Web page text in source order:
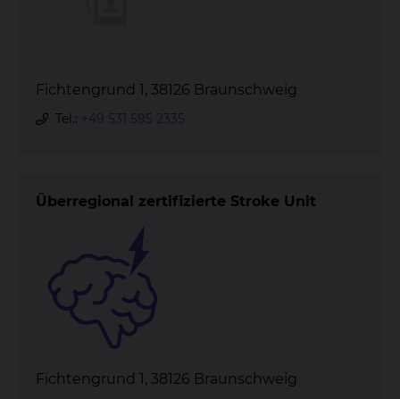
Fichtengrund 1, 38126 Braunschweig
Tel.: +49 531 595 2335
Überregional zertifizierte Stroke Unit
Fichtengrund 1, 38126 Braunschweig